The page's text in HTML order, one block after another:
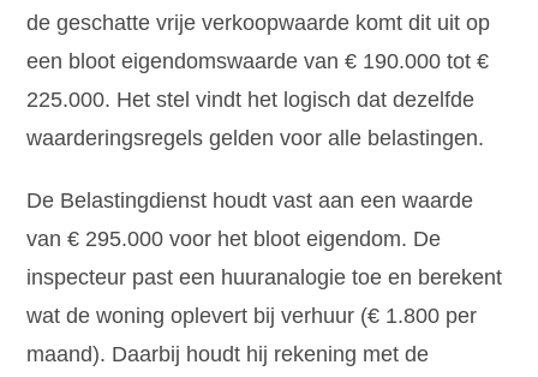
de geschatte vrije verkoopwaarde komt dit uit op
een bloot eigendomswaarde van € 190.000 tot €
225.000. Het stel vindt het logisch dat dezelfde
waarderingsregels gelden voor alle belastingen.
De Belastingdienst houdt vast aan een waarde
van € 295.000 voor het bloot eigendom. De
inspecteur past een huuranalogie toe en berekent
wat de woning oplevert bij verhuur (€ 1.800 per
maand). Daarbij houdt hij rekening met de